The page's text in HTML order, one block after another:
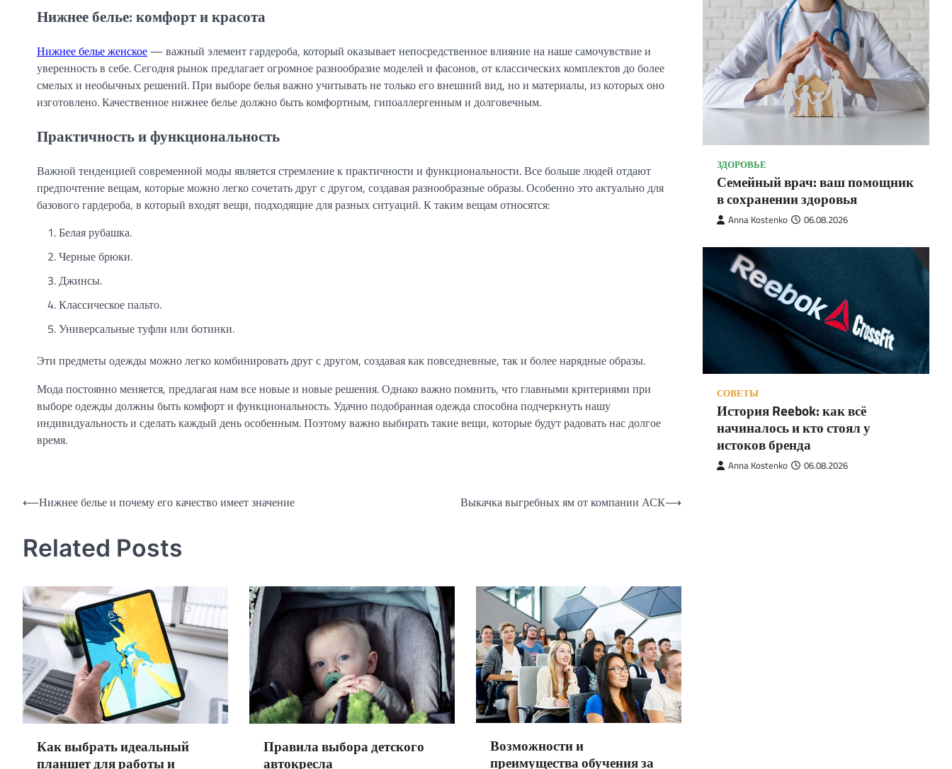
Нижнее белье: комфорт и красота
Нижнее белье женское — важный элемент гардероба, который оказывает непосредственное влияние на наше самочувствие и
уверенность в себе. Сегодня рынок предлагает огромное разнообразие моделей и фасонов, от классических комплектов до более
смелых и необычных решений. При выборе белья важно учитывать не только его внешний вид, но и материалы, из которых оно
изготовлено. Качественное нижнее белье должно быть комфортным, гипоаллергенным и долговечным.
Практичность и функциональность
Важной тенденцией современной моды является стремление к практичности и функциональности. Все больше людей отдают
предпочтение вещам, которые можно легко сочетать друг с другом, создавая разнообразные образы. Особенно это актуально для
базового гардероба, в который входят вещи, подходящие для разных ситуаций. К таким вещам относятся:
Белая рубашка.
Черные брюки.
Джинсы.
Классическое пальто.
Универсальные туфли или ботинки.
Эти предметы одежды можно легко комбинировать друг с другом, создавая как повседневные, так и более нарядные образы.
Мода постоянно меняется, предлагая нам все новые и новые решения. Однако важно помнить, что главными критериями при
выборе одежды должны быть комфорт и функциональность. Удачно подобранная одежда способна подчеркнуть нашу
индивидуальность и сделать каждый день особенным. Поэтому важно выбирать такие вещи, которые будут радовать нас долгое
время.
Навигация
записям
⟵Нижнее белье и почему его качество имеет значение Выкачка выгребных ям от компании АСК⟶
Related Posts
Как выбрать идеальный
планшет для работы и
Правила выбора детского
автокресла
Возможности и
преимущества обучения за
ЗДОРОВЬЕ
Семейный врач: ваш помощник
в сохранении здоровья
Anna Kostenko 06.08.2026
СОВЕТЫ
История Reebok: как всё
начиналось и кто стоял у
истоков бренда
Anna Kostenko 06.08.2026